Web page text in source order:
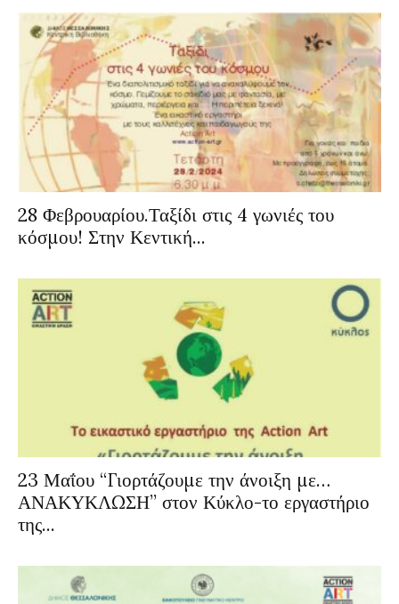
28 Φεβρουαρίου.Ταξίδι στις 4 γωνιές του
κόσμου! Στην Κεντική...
23 Μαΐου “Γιορτάζουμε την άνοιξη με…
ΑΝΑΚΥΚΛΩΣΗ” στον Κύκλο-το εργαστήριο
της...